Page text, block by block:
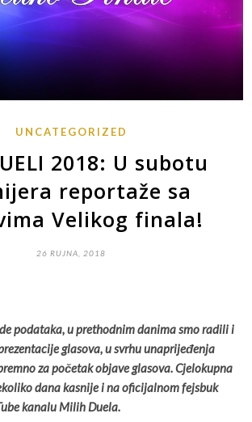
UNCATEGORIZED
2018: U subotu
reportaže sa
Velikog finala!
26 RUJNA, 2018
podataka, u prethodnim danima smo radili i
glasova, u svrhu unaprijeđenja
za početak objave glasova. Cjelokupna
dana kasnije i na oficijalnom fejsbuk
kanalu Milih Duela.